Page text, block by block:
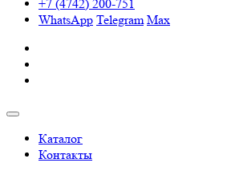
+7 (4742) 200-751
WhatsApp Telegram Max
Каталог
Контакты